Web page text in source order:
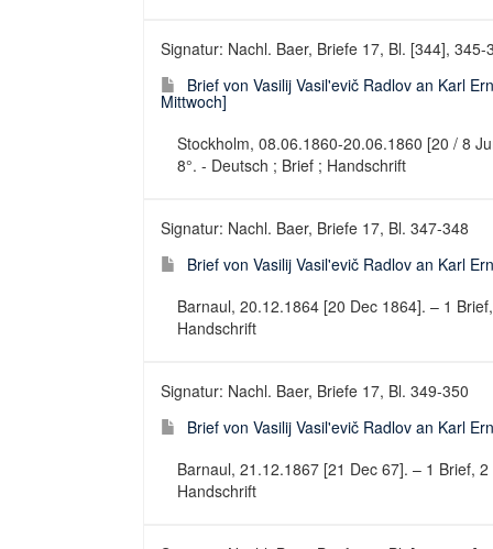
Signatur: Nachl. Baer, Briefe 17, Bl. [344], 345-
Brief von Vasilij Vasil'evič Radlov an Karl
Mittwoch]
Stockholm, 08.06.1860-20.06.1860 [20 / 8
8°. - Deutsch ; Brief ; Handschrift
Signatur: Nachl. Baer, Briefe 17, Bl. 347-348
Brief von Vasilij Vasil'evič Radlov an Karl
Barnaul, 20.12.1864 [20 Dec 1864]. – 1
Handschrift
Signatur: Nachl. Baer, Briefe 17, Bl. 349-350
Brief von Vasilij Vasil'evič Radlov an Karl
Barnaul, 21.12.1867 [21 Dec 67]. – 1 Brief,
Handschrift